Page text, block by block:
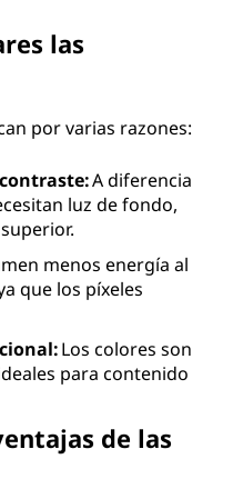
las
por varias razones:
A diferencia
luz de fondo,
menos energía al
que los píxeles
Los colores son
para contenido
de las